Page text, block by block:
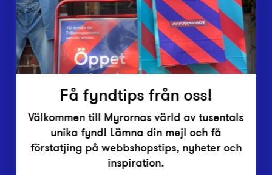
Inlämningsplatser
Om Myrorna
Lediga jobb
Pressrum
Kontakt
Få fyndtips från oss!
Välkommen till Myrornas värld av tusentals
unika fynd! Lämna din mejl och få
förstatjing på webbshopstips, nyheter och
inspiration.